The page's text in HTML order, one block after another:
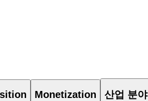
Monetization 산업 분야